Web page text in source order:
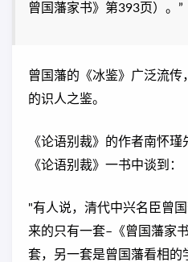
曾国藩家书》第393页）。”
曾国藩的《冰鉴》广泛流传
的识人之鉴。
《论语别裁》的作者南怀
《论语别裁》一书中谈到：
"有人说，清代中兴名臣曾
来的只有一套–《曾国藩家
套，另一套是曾国藩看相的